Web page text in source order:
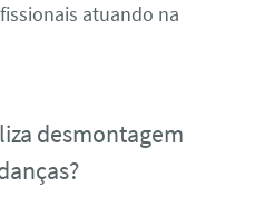
atuando na
desmontagem